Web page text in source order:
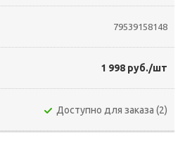
79539158148
1 998 руб./шт
Доступно для заказа (2)